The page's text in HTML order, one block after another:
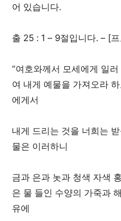
어 있습니다.
출 25 : 1 – 9절입니다. – [
“여호와께서 모세에게 일
여 내게 예물을 가져오라
에게서
내게 드리는 것을 너희는
물은 이러하니
금과 은과 놋과 청색 자색
은 물 들인 수양의 가죽과
유에